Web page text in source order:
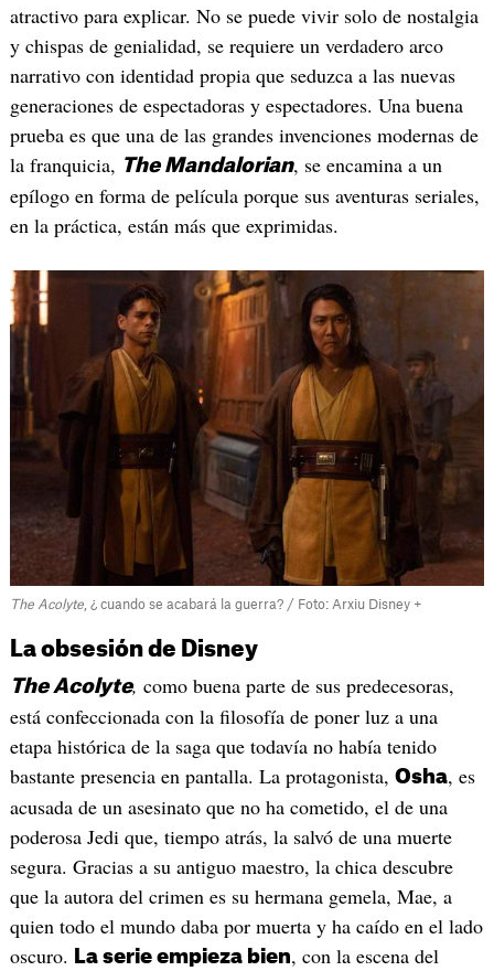
atractivo para explicar. No se puede vivir solo de nostalgia
y chispas de genialidad, se requiere un verdadero arco
narrativo con identidad propia que seduzca a las nuevas
generaciones de espectadoras y espectadores. Una buena
prueba es que una de las grandes invenciones modernas de
la franquicia, The Mandalorian, se encamina a un
epílogo en forma de película porque sus aventuras seriales,
en la práctica, están más que exprimidas.
The Acolyte, ¿ cuando se acabará la guerra? / Foto: Arxiu Disney +
La obsesión de Disney
The Acolyte, como buena parte de sus predecesoras,
está confeccionada con la filosofía de poner luz a una
etapa histórica de la saga que todavía no había tenido
bastante presencia en pantalla. La protagonista, Osha, es
acusada de un asesinato que no ha cometido, el de una
poderosa Jedi que, tiempo atrás, la salvó de una muerte
segura. Gracias a su antiguo maestro, la chica descubre
que la autora del crimen es su hermana gemela, Mae, a
quien todo el mundo daba por muerta y ha caído en el lado
oscuro.
La serie empieza bien, con la escena del